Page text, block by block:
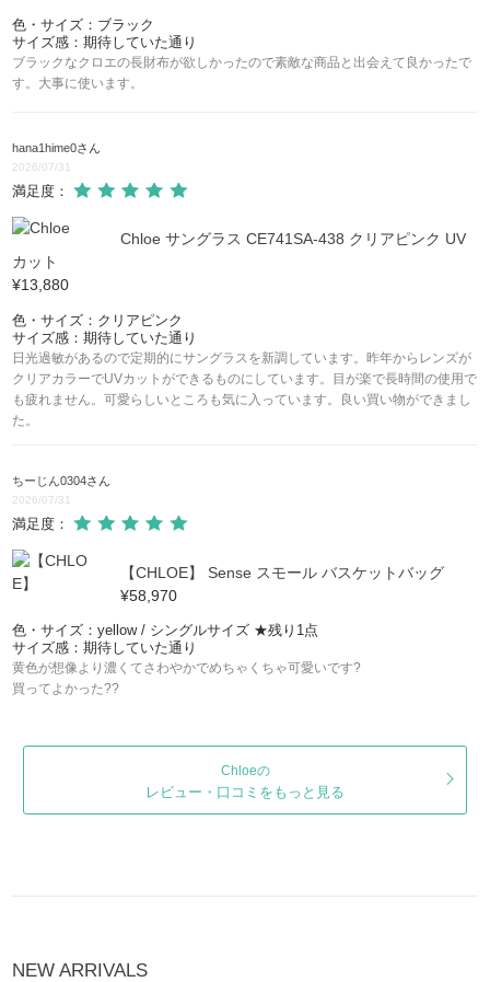
色・サイズ：ブラック
サイズ感：期待していた通り
ブラックなクロエの長財布が欲しかったので素敵な商品と出会えて良かったで
す。大事に使います。
hana1hime0さん
2026/07/31
満足度：
Chloe サングラス CE741SA-438 クリアピンク UV
カット
¥13,880
色・サイズ：クリアピンク
サイズ感：期待していた通り
日光過敏があるので定期的にサングラスを新調しています。昨年からレンズが
クリアカラーでUVカットができるものにしています。目が楽で長時間の使用で
も疲れません。可愛らしいところも気に入っています。良い買い物ができまし
た。
ちーじん0304さん
2026/07/31
満足度：
【CHLOE】 Sense スモール バスケットバッグ
¥58,970
色・サイズ：yellow / シングルサイズ ★残り1点
サイズ感：期待していた通り
黄色が想像より濃くてさわやかでめちゃくちゃ可愛いです?
買ってよかった??
Chloeの
レビュー・口コミをもっと見る
NEW ARRIVALS